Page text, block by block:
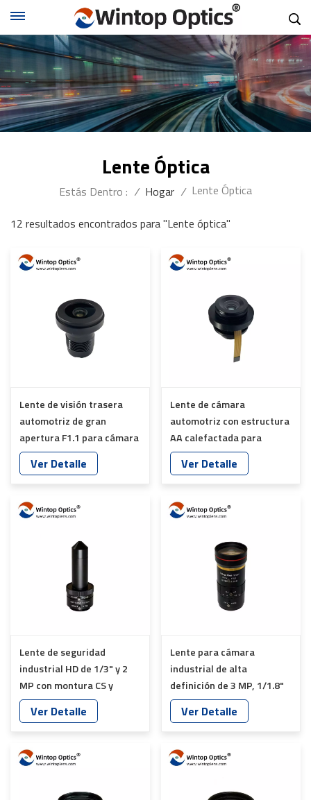
Lente Óptica
Estás Dentro : / Hogar / Lente Óptica
12 resultados encontrados para "Lente óptica"
Lente de visión trasera
automotriz de gran
apertura F1.1 para cámara
de reversa y sistemas de
visión inteligente para
Ver Detalle
Lente de cámara
automotriz con estructura
AA calefactada para
sistemas ADAS CMS de
visión trasera y sistemas
vehículos YT-7619-A8-A
Ver Detalle
Lente de seguridad
industrial HD de 1/3" y 2
MP con montura CS y
estructura 10G, YT-4878
Ver Detalle
Lente para cámara
industrial de alta
definición de 3 MP, 1/1.8"
F1.8-F16, YT-4876
Ver Detalle